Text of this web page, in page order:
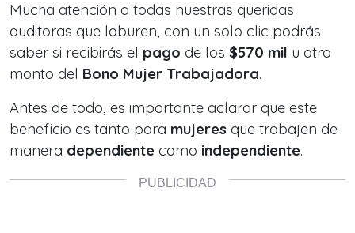
Mucha atención a todas nuestras queridas
auditoras que laburen, con un solo clic podrás
saber si recibirás el pago de los $570 mil u otro
monto del Bono Mujer Trabajadora.
Antes de todo, es importante aclarar que este
beneficio es tanto para mujeres que trabajen de
manera dependiente como independiente.